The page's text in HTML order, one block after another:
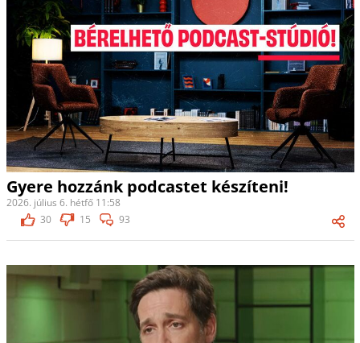
Gyere hozzánk podcastet készíteni!
2026. július 6. hétfő 11:58
30
15 93